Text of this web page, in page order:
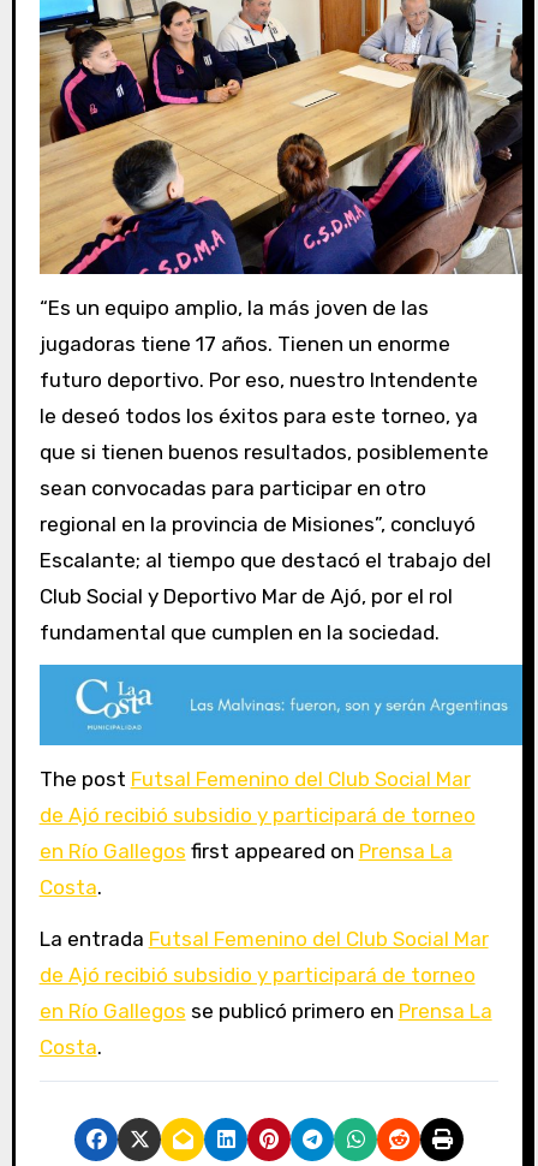
“Es un equipo amplio, la más joven de las
jugadoras tiene 17 años. Tienen un enorme
futuro deportivo. Por eso, nuestro Intendente
le deseó todos los éxitos para este torneo, ya
que si tienen buenos resultados, posiblemente
sean convocadas para participar en otro
regional en la provincia de Misiones”, concluyó
Escalante; al tiempo que destacó el trabajo del
Club Social y Deportivo Mar de Ajó, por el rol
fundamental que cumplen en la sociedad.
The post Futsal Femenino del Club Social Mar
de Ajó recibió subsidio y participará de torneo
en Río Gallegos first appeared on Prensa La
Costa.
La entrada Futsal Femenino del Club Social Mar
de Ajó recibió subsidio y participará de torneo
en Río Gallegos se publicó primero en Prensa La
Costa.